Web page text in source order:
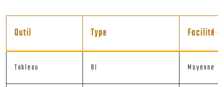
Outil Type Facilité
Tableau BI Moyenne